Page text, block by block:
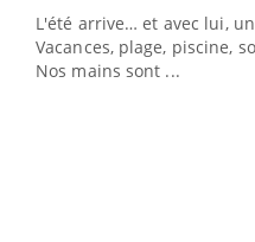
L'été arrive… et avec lui,
Vacances, plage, piscine,
Nos mains sont ...